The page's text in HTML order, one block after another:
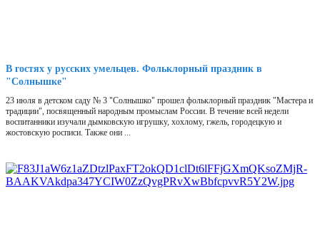
В гостях у русских умельцев. Фольклорный праздник в
"Солнышке"
23 июля в детском саду № 3 "Солнышко" прошел фольклорный праздник "Мастера и
традиции", посвященный народным промыслам России. В течение всей недели
воспитанники изучали дымковскую игрушку, хохлому, гжель, городецкую и
жостовскую росписи. Также они ...